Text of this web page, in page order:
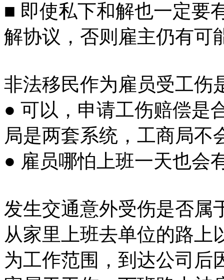
■ 即使私下和解也一定要
解协议，否则雇主仍有可
非法移民作为雇员受工伤
● 可以，申请工伤赔偿是
局是两套系统，工商局
● 雇员哪怕上班一天也会
发生交通意外受伤是否属
从家里上班去单位的路上
为工作范围，到达公司后